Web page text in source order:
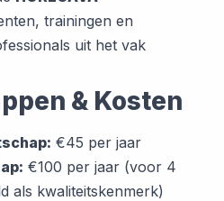
trainingen en
uit het vak
& Kosten
€45 per jaar
€100 per jaar (voor 4
als kwaliteitskenmerk)